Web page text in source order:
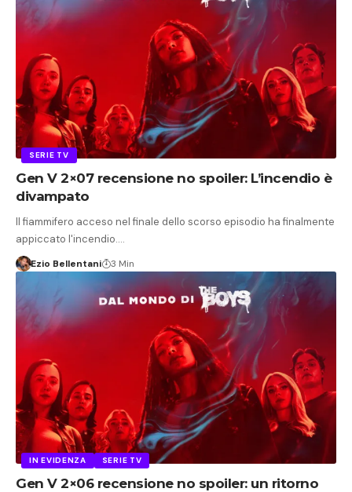
SERIE TV
Gen V 2×07 recensione no spoiler: L’incendio è
divampato
Il fiammifero acceso nel finale dello scorso episodio ha finalmente
appiccato l'incendio.…
Ezio Bellentani 3 Min
IN EVIDENZA SERIE TV
Gen V 2×06 recensione no spoiler: un ritorno